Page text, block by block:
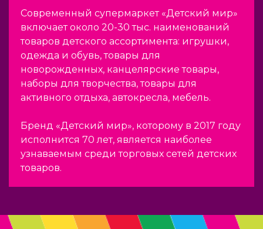
Современный супермаркет «Детский мир»
включает около 20-30 тыс. наименований
товаров детского ассортимента: игрушки,
одежда и обувь, товары для
новорожденных, канцелярские товары,
наборы для творчества, товары для
активного отдыха, автокресла, мебель.
Бренд «Детский мир», которому в 2017 году
исполнится 70 лет, является наиболее
узнаваемым среди торговых сетей детских
товаров.